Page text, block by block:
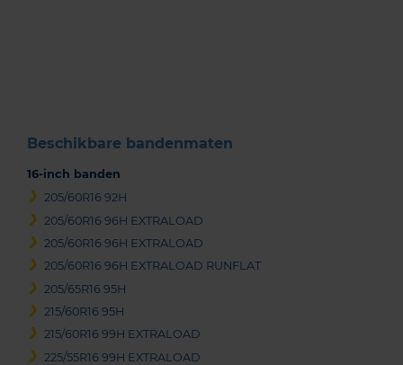
Beschikbare bandenmaten
16-inch banden
205/60R16 92H
205/60R16 96H EXTRALOAD
205/60R16 96H EXTRALOAD
205/60R16 96H EXTRALOAD RUNFLAT
205/65R16 95H
215/60R16 95H
215/60R16 99H EXTRALOAD
225/55R16 99H EXTRALOAD